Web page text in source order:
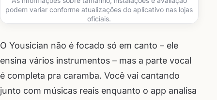
podem variar conforme atualizações do aplicativo nas lojas
oficiais.
O Yousician não é focado só em canto – ele
ensina vários instrumentos – mas a parte vocal
é completa pra caramba. Você vai cantando
junto com músicas reais enquanto o app analisa